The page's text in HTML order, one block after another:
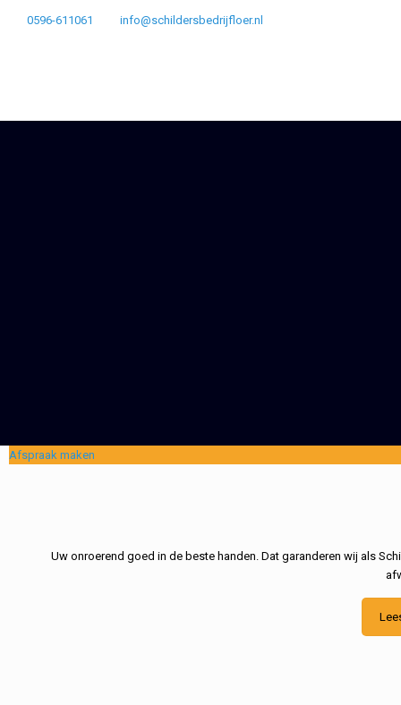
0596-611061 info@schildersbedrijfloer.nl
Afspraak maken
Uw onroerend goed in de beste handen. Dat garanderen wij als